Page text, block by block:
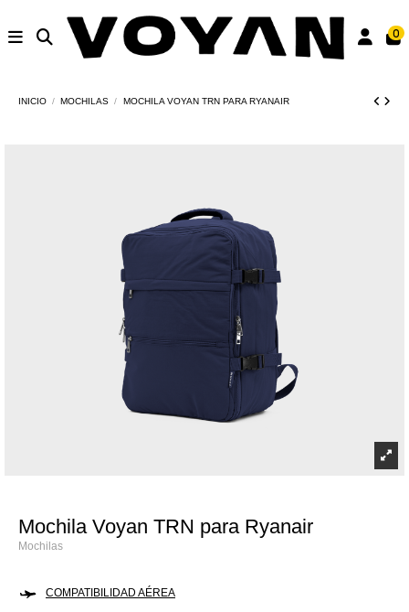
0
INICIO MOCHILAS MOCHILA VOYAN TRN PARA RYANAIR
Mochila Voyan TRN para Ryanair
Mochilas
COMPATIBILIDAD AÉREA